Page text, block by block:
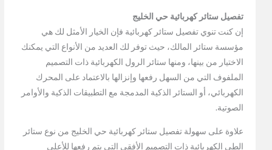
تفصيل ستائر كهربائية حي الخليج
إن كنت تنوي تفصيل ستائر كهربائية فإن الخيار الأمثل لك هي
مؤسسة ستائر المالك، حيث توفر لك العديد من الأنواع التي يمكنك
الاختيار من بينها، ومنها ستائر الرول الكهربائية ذات التصميم
الملفوف التي من السهل رفعها وإنزالها بالاعتماد على المحرك
الكهربائي، أو الستائر الذكية المدمجة مع التطبيقات الذكية والأوامر
الصوتية.
علاوة على سهولة تفصيل ستائر كهربائية حي الخليج من نوع ستائر
الطي الكهربائية ذات التصميم الأفقي التي يتم رفعها للأعلى